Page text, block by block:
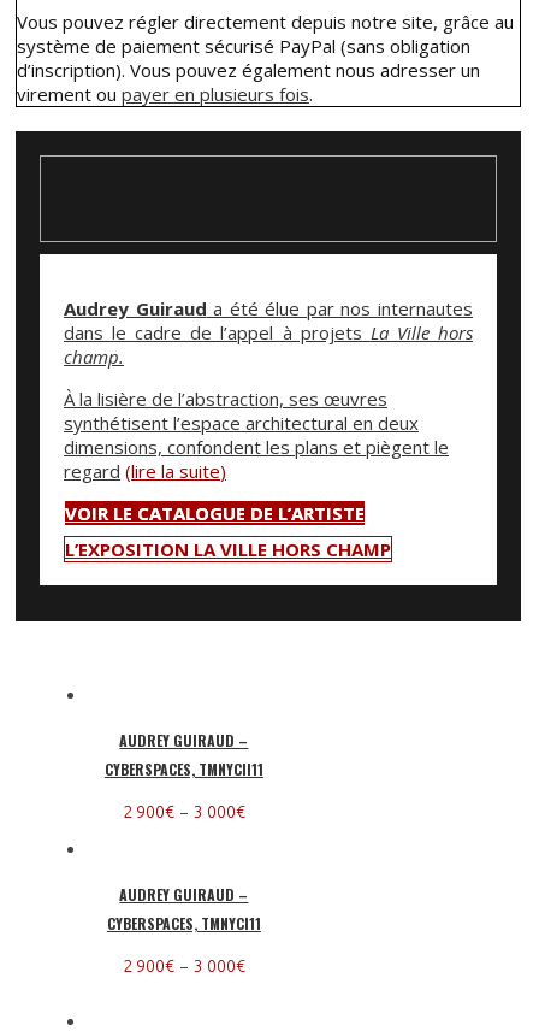
Vous pouvez régler directement depuis notre site, grâce au
système de paiement sécurisé PayPal (sans obligation
d’inscription). Vous pouvez également nous adresser un
virement ou payer en plusieurs fois.
Audrey Guiraud a été élue par nos internautes
dans le cadre de l’appel à projets La Ville hors
champ.
À la lisière de l’abstraction, ses œuvres
synthétisent l’espace architectural en deux
dimensions, confondent les plans et piègent le
regard (lire la suite)
VOIR LE CATALOGUE DE L’ARTISTE
L’EXPOSITION LA VILLE HORS CHAMP
AUDREY GUIRAUD –
CYBERSPACES, TMNYCII11
2 900€– 3 000€
AUDREY GUIRAUD –
CYBERSPACES, TMNYCI11
2 900€– 3 000€